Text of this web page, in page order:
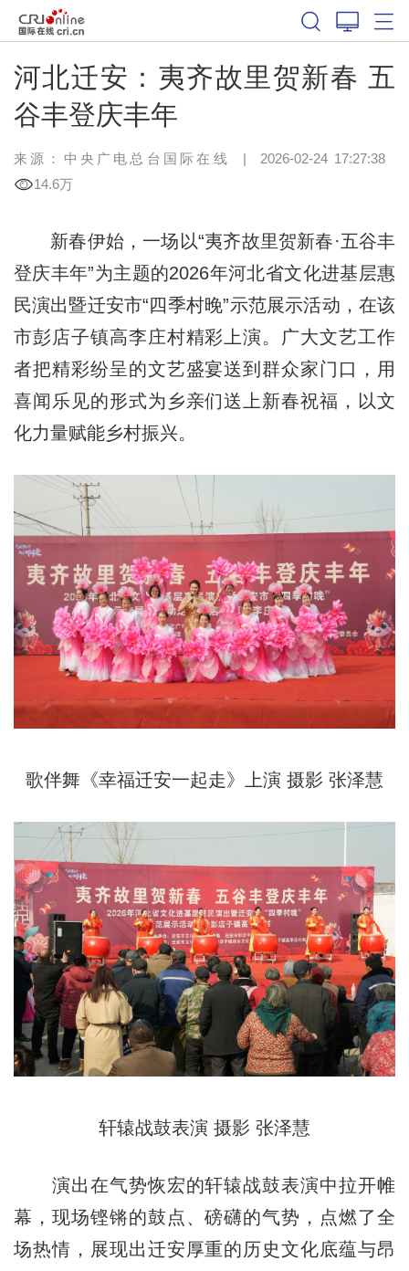
河北迁安：夷齐故里贺新春 五
谷丰登庆丰年
来源：中央广电总台国际在线 | 2026-02-24 17:27:38
14.6万
新春伊始，一场以“夷齐故里贺新春·五谷丰
登庆丰年”为主题的2026年河北省文化进基层惠
民演出暨迁安市“四季村晚”示范展示活动，在该
市彭店子镇高李庄村精彩上演。广大文艺工作
者把精彩纷呈的文艺盛宴送到群众家门口，用
喜闻乐见的形式为乡亲们送上新春祝福，以文
化力量赋能乡村振兴。
歌伴舞《幸福迁安一起走》上演 摄影 张泽慧
轩辕战鼓表演 摄影 张泽慧
演出在气势恢宏的轩辕战鼓表演中拉开帷
幕，现场铿锵的鼓点、磅礴的气势，点燃了全
场热情，展现出迁安厚重的历史文化底蕴与昂